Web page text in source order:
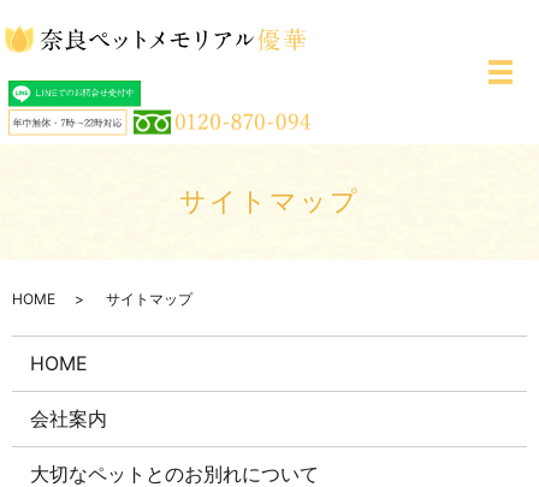
メ
サイトマップ
HOME サイトマップ
HOME
会社案内
大切なペットとのお別れについて